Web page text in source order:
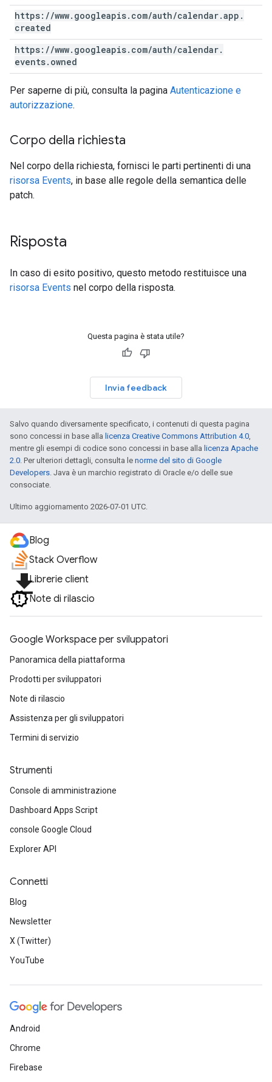
https: //www. googleapis. com/auth/calendar.app .
created
https: //www. googleapis. com/auth/calendar.
events. owned
Per saperne di più, consulta la pagina Autenticazione e
autorizzazione.
Corpo della richiesta
Nel corpo della richiesta, fornisci le parti pertinenti di una
risorsa Events, in base alle regole della semantica delle
patch.
Risposta
In caso di esito positivo, questo metodo restituisce una
risorsa Events nel corpo della risposta.
Questa pagina è stata utile?
Invia feedback
Salvo quando diversamente specificato, i contenuti di questa pagina
sono concessi in base alla licenza Creative Commons Attribution 4.0,
mentre gli esempi di codice sono concessi in base alla licenza Apache
2.0. Per ulteriori dettagli, consulta le norme del sito di Google
Developers. Java è un marchio registrato di Oracle e/o delle sue
consociate.
Ultimo aggiornamento 2026-07-01 UTC.
Blog
Stack Overflow
file_downloadLibrerie client
Note di rilascio
Google Workspace per sviluppatori
Panoramica della piattaforma
Prodotti per sviluppatori
Note di rilascio
Assistenza per gli sviluppatori
Termini di servizio
Strumenti
Console di amministrazione
Dashboard Apps Script
console Google Cloud
Explorer API
Connetti
Blog
Newsletter
X (Twitter)
YouTube
Android
Chrome
Firebase